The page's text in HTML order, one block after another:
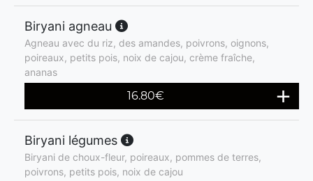
Biryani agneau
Agneau avec du riz, des amandes, poivrons, oignons,
poireaux, petits pois, noix de cajou, crème fraîche,
ananas
16.80€
Biryani légumes
Biryani de choux-fleur, poireaux, pommes de terres,
poivrons, petits pois, noix de cajou